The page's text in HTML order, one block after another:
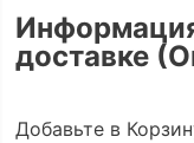
доставке
Добавьте в